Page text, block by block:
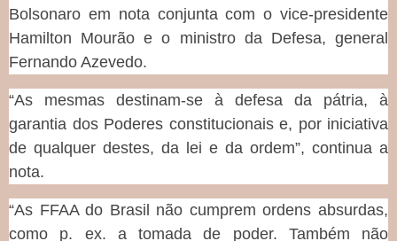
Bolsonaro em nota conjunta com o vice-presidente
Hamilton Mourão e o ministro da Defesa, general
Fernando Azevedo.
“As mesmas destinam-se à defesa da pátria, à
garantia dos Poderes constitucionais e, por iniciativa
de qualquer destes, da lei e da ordem”, continua a
nota.
“As FFAA do Brasil não cumprem ordens absurdas,
como p. ex. a tomada de poder. Também não